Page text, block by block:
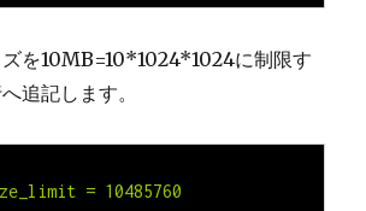
を10MB=10*1024*1024に制限す
追記します。
= 10485760